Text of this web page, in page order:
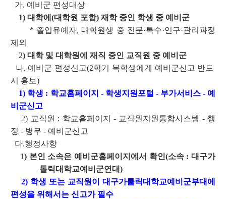
가. 예비군 편성대상
1) 대학에(대학원 포함) 재학 중인 학생 중 예비군
* 졸업유예자, 대학원생 중 전문·특수·연구·관리과정
제외
2) 대학 및 대학원에 재직 중인 교직원 중 예비군
나. 예비군 편성신고(2학기 복학생에게 예비군신고 반드
시 홍보)
1) 학생 : 학교홈페이지 - 학생지원포털 - 부가서비스 - 예
비군신고
2) 교직원 : 학교홈페이지 - 교직원지원통합시스템 - 행
정 - 병무 - 예비군신고
다.행정사항
1) 본인 소속은 예비군홈페이지에서 확인(소속 : 대구가
톨릭대학교예비군연대)
2) 학생 또는 교직원이 대구가톨릭대학교예비군부대에
편성을 위해서는 신고가 필수